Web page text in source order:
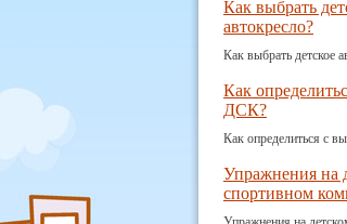
Как выбрать
автокресло?
Как выбрать детское
Как
ДСК?
Как определиться с
Упражнения на
спортивном